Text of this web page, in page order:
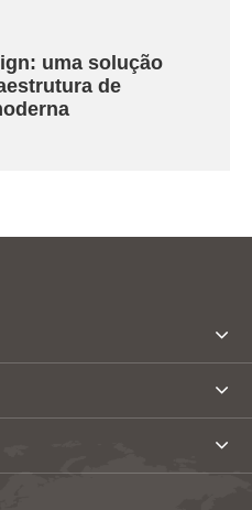
uma solução
de